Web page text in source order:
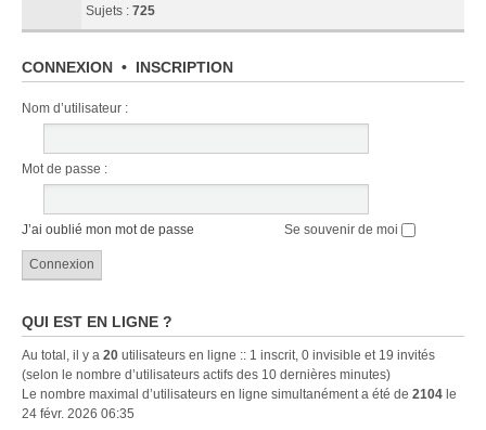
Sujets : 725
CONNEXION • INSCRIPTION
Nom d’utilisateur :
Mot de passe :
J’ai oublié mon mot de passe Se souvenir de moi
QUI EST EN LIGNE ?
Au total, il y a 20 utilisateurs en ligne :: 1 inscrit, 0 invisible et 19 invités
(selon le nombre d’utilisateurs actifs des 10 dernières minutes)
Le nombre maximal d’utilisateurs en ligne simultanément a été de 2104 le
24 févr. 2026 06:35